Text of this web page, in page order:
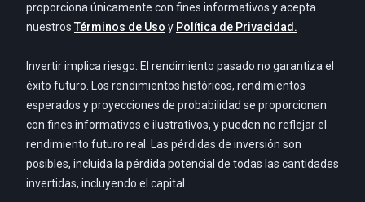
proporciona únicamente con fines informativos y acepta
nuestros Términos de Uso y Política de Privacidad.
Invertir implica riesgo. El rendimiento pasado no garantiza el
éxito futuro. Los rendimientos históricos, rendimientos
esperados y proyecciones de probabilidad se proporcionan
con fines informativos e ilustrativos, y pueden no reflejar el
rendimiento futuro real. Las pérdidas de inversión son
posibles, incluida la pérdida potencial de todas las cantidades
invertidas, incluyendo el capital.